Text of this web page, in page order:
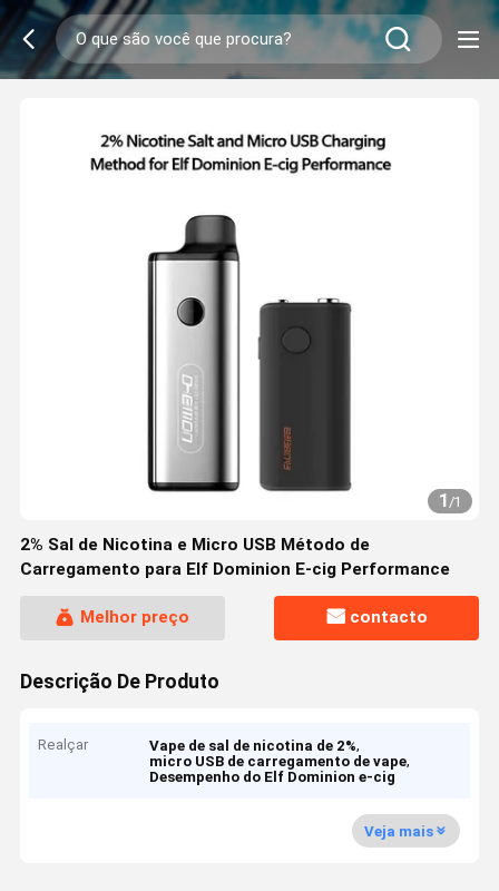
1/1
2% Sal de Nicotina e Micro USB Método de
Carregamento para Elf Dominion E-cig Performance
Melhor preço contacto
Descrição De Produto
Realçar Vape de sal de nicotina de 2%,
micro USB de carregamento de vape,
Desempenho do Elf Dominion e-cig
Veja mais